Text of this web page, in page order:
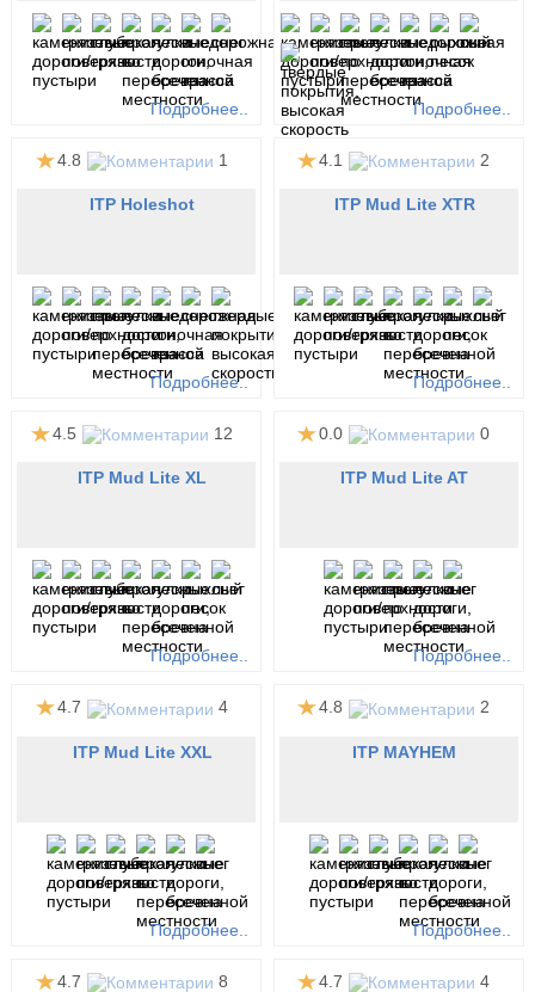
Подробнее.. Подробнее..
4.8 1
ITP Holeshot
Подробнее..
4.1 2
ITP Mud Lite XTR
Подробнее..
4.5 12
ITP Mud Lite XL
Подробнее..
0.0 0
ITP Mud Lite AT
Подробнее..
4.7 4
ITP Mud Lite XXL
Подробнее..
4.8 2
ITP MAYHEM
Подробнее..
4.7 8 4.7 4